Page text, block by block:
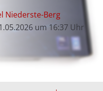
Niederste-Berg
um 16:37 Uhr